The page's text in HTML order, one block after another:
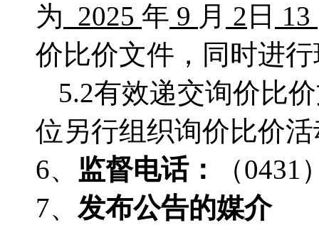
为 2025 年 9 月 2 日 13
价比价文件，同时进
5.2有效递交询价比
位另行组织询价比价
6、 监督电话： （0431
7、 发布公告的媒介